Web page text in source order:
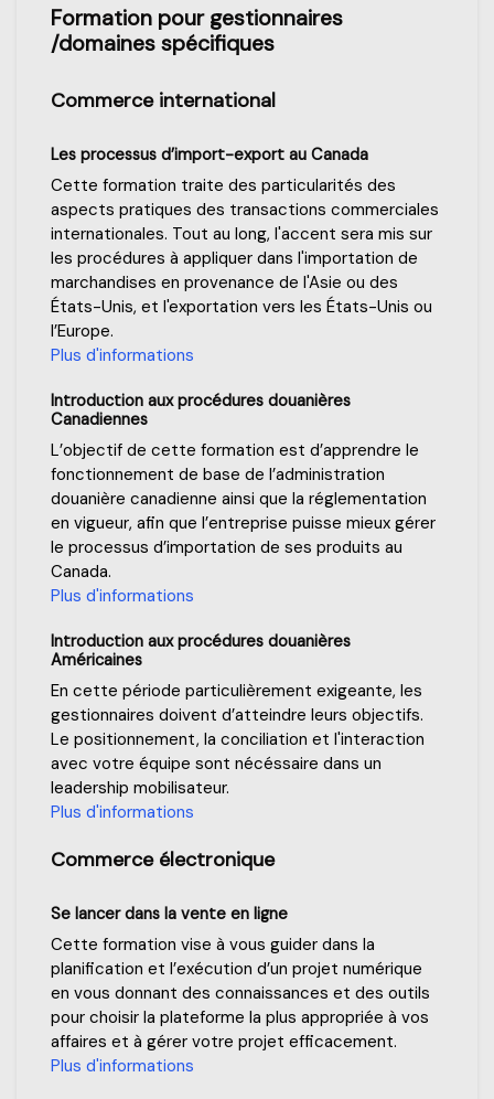
Formation pour gestionnaires
/domaines spécifiques
Commerce international
Les processus d’import-export au Canada
Cette formation traite des particularités des
aspects pratiques des transactions commerciales
internationales. Tout au long, l'accent sera mis sur
les procédures à appliquer dans l'importation de
marchandises en provenance de l'Asie ou des
États-Unis, et l'exportation vers les États-Unis ou
l’Europe.
Plus d'informations
Introduction aux procédures douanières
Canadiennes
L’objectif de cette formation est d’apprendre le
fonctionnement de base de l’administration
douanière canadienne ainsi que la réglementation
en vigueur, afin que l’entreprise puisse mieux gérer
le processus d’importation de ses produits au
Canada.
Plus d'informations
Introduction aux procédures douanières
Américaines
En cette période particulièrement exigeante, les
gestionnaires doivent d’atteindre leurs objectifs.
Le positionnement, la conciliation et l'interaction
avec votre équipe sont nécéssaire dans un
leadership mobilisateur.
Plus d'informations
Commerce électronique
Se lancer dans la vente en ligne
Cette formation vise à vous guider dans la
planification et l’exécution d’un projet numérique
en vous donnant des connaissances et des outils
pour choisir la plateforme la plus appropriée à vos
affaires et à gérer votre projet efficacement.
Plus d'informations